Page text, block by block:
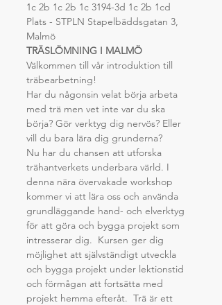
1c 2b 1c 2b 1c 3194-3d 1c 2b 1cd
Plats - STPLN Stapelbäddsgatan 3,
Malmö
TRÄSLÖMNING I MALMÖ
Välkommen till vår introduktion till
träbearbetning!
Har du någonsin velat börja arbeta
med trä men vet inte var du ska
börja? Gör verktyg dig nervös? Eller
vill du bara lära dig grunderna?
Nu har du chansen att utforska
trähantverkets underbara värld. I
denna nära övervakade workshop
kommer vi att lära oss och använda
grundläggande hand- och elverktyg
för att göra och bygga projekt som
intresserar dig.  Kursen ger dig
möjlighet att självständigt utveckla
och bygga projekt under lektionstid
och förmågan att fortsätta med
projekt hemma efteråt.  Trä är ett